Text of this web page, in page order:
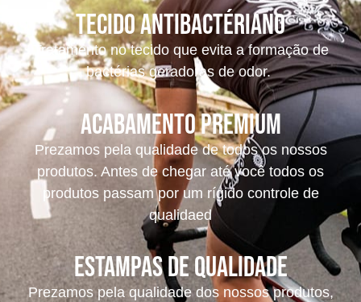
tecido antibactériano
Tratamento no tecido que evita a formação de
bactérias geradoras de odor.
acabamento premium
Prezamos pela qualidade de todos os nossos
produtos. Antes de chegar até você todos os
produtos passam por um rígido controle de
qualidaed
Estampas de Qualidade
Prezamos pela qualidade dos nossos produtos,